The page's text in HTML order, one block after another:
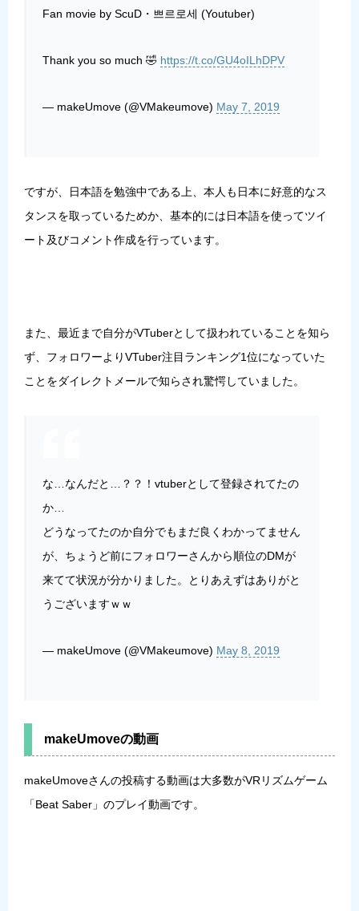
Fan movie by ScuD・쁘르로세 (Youtuber)
Thank you so much 🤣 https://t.co/GU4oILhDPV
— makeUmove (@VMakeumove) May 7, 2019
ですが、日本語を勉強中である上、本人も日本に好意的なス
タンスを取っているためか、 基本的には日本語を使ってツイ
ート及びコメント作成を行っています。
また、最近まで自分がVTuberとして扱われていることを知ら
ず 、フォロワーよりVTuber注目ランキング1位になっていた
ことをダイレクトメールで知らされ驚愕していました。
な…なんだと…？？！vtuberとして登録されてたの
か…
どうなってたのか自分でもまだ良くわかってません
が、ちょうど前にフォロワーさんから順位のDMが
来てて状況が分かりました。とりあえずはありがと
うございますｗｗ
— makeUmove (@VMakeumove) May 8, 2019
makeUmoveの動画
makeUmoveさんの投稿する動画は大多数がVRリズムゲーム
「Beat Saber 」のプレイ動画です。